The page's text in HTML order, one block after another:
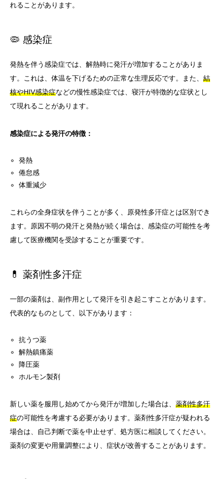
れることがあります。
🦠 感染症
発熱を伴う感染症では、解熱時に発汗が増加することがありま
す。これは、体温を下げるための正常な生理反応です。また、 結
核やHIV感染症などの慢性感染症では、寝汗が特徴的な症状とし
て現れることがあります。
感染症による発汗の特徴：
発熱
倦怠感
体重減少
これらの全身症状を伴うことが多く、原発性多汗症とは区別でき
ます。原因不明の発汗と発熱が続く場合は、感染症の可能性を考
慮して医療機関を受診することが重要です。
💊 薬剤性多汗症
一部の薬剤は、副作用として発汗を引き起こすことがあります。
代表的なものとして、以下があります：
抗うつ薬
解熱鎮痛薬
降圧薬
ホルモン製剤
新しい薬を服用し始めてから発汗が増加した場合は、 薬剤性多汗
症の可能性を考慮する必要があります。薬剤性多汗症が疑われる
場合は、自己判断で薬を中止せず、処方医に相談してください。
薬剤の変更や用量調整により、症状が改善することがあります。